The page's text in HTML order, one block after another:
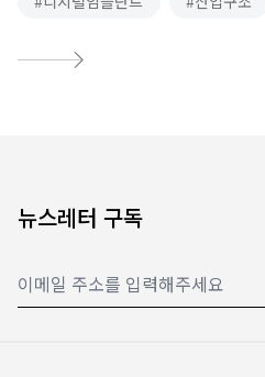
Read more
뉴스레터 구독